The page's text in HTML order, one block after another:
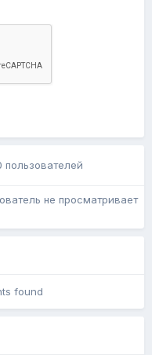
пользователей
не просматривает
found